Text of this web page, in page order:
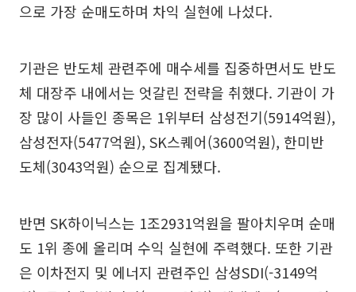
으로 가장 순매도하며 차익 실현에 나섰다.
기관은 반도체 관련주에 매수세를 집중하면서도 반도
체 대장주 내에서는 엇갈린 전략을 취했다. 기관이 가
장 많이 사들인 종목은 1위부터 삼성전기(5914억원),
삼성전자(5477억원), SK스퀘어(3600억원), 한미반
도체(3043억원) 순으로 집계됐다.
반면 SK하이닉스는 1조2931억원을 팔아치우며 순매
도 1위 종에 올리며 수익 실현에 주력했다. 또한 기관
은 이차전지 및 에너지 관련주인 삼성SDI(-3149억